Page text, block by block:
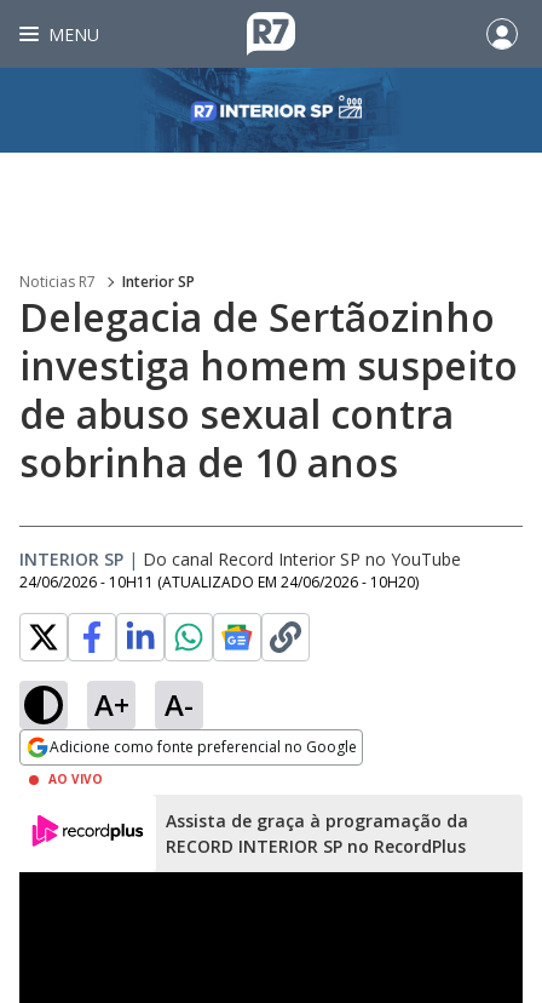
MENU
Noticias R7 Interior SP
Delegacia de Sertãozinho
investiga homem suspeito
de abuso sexual contra
sobrinha de 10 anos
INTERIOR SP | Do canal Record Interior SP no YouTube
24/06/2026 - 10H11 (ATUALIZADO EM 24/06/2026 - 10H20)
A+ A-
Adicione como fonte preferencial no Google
Opens in new window
AO VIVO
Assista de graça à programação da
RECORD INTERIOR SP no RecordPlus